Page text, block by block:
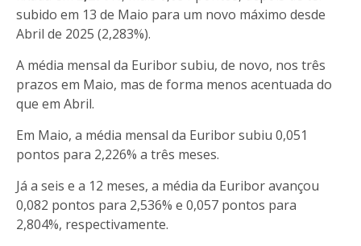
subido em 13 de Maio para um novo máximo desde
Abril de 2025 (2,283%).
A média mensal da Euribor subiu, de novo, nos três
prazos em Maio, mas de forma menos acentuada do
que em Abril.
Em Maio, a média mensal da Euribor subiu 0,051
pontos para 2,226% a três meses.
Já a seis e a 12 meses, a média da Euribor avançou
0,082 pontos para 2,536% e 0,057 pontos para
2,804%, respectivamente.